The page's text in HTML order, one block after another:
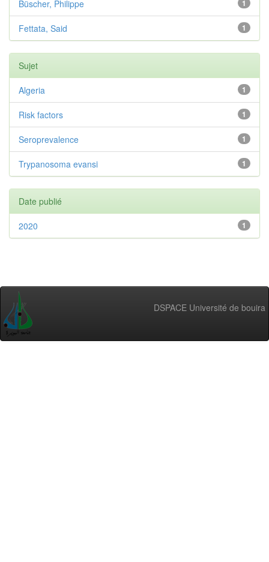
1
Büscher, Philippe
1
Fettata, Said
Sujet
1
Algeria
1
Risk factors
1
Seroprevalence
1
Trypanosoma evansi
Date publié
1
2020
DSPACE Université de bouira